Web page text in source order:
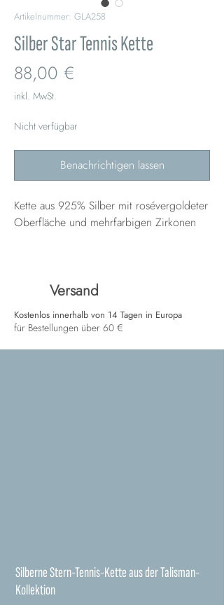
Artikelnummer: GLA258
Silber Star Tennis Kette
88,00 €
inkl. MwSt.
Nicht verfügbar
Benachrichtigen lassen
Kette aus 925% Silber mit rosévergoldeter
Oberfläche und mehrfarbigen Zirkonen
Versand
Kostenlos innerhalb von 14 Tagen in Europa
für Bestellungen über 60 €
Silberne Stern-Tennis-Kette aus der Talisman-
Kollektion